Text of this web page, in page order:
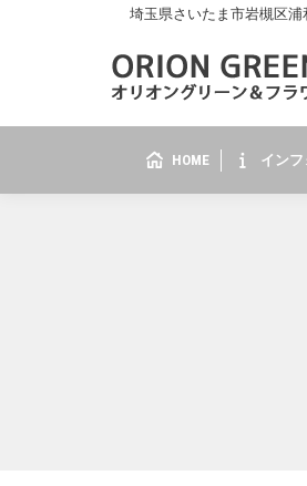
埼玉県さいたま市岩槻区
HOME イン